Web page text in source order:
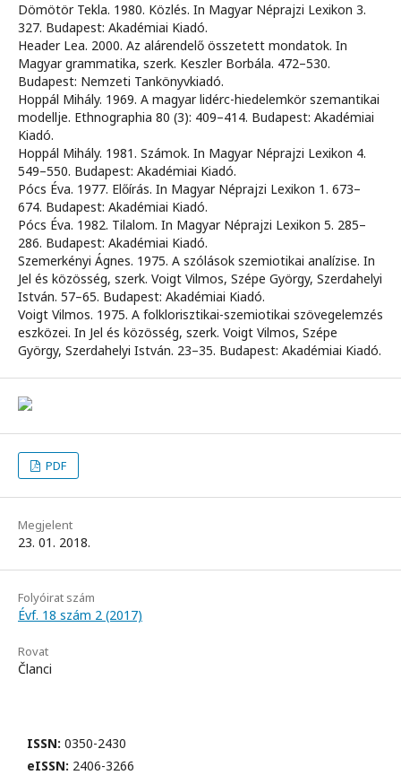
Dömötör Tekla. 1980. Közlés. In Magyar Néprajzi Lexikon 3.
327. Budapest: Akadémiai Kiadó.
Header Lea. 2000. Az alárendelő összetett mondatok. In
Magyar grammatika, szerk. Keszler Borbála. 472–530.
Budapest: Nemzeti Tankönyvkiadó.
Hoppál Mihály. 1969. A magyar lidérc-hiedelemkör szemantikai
modellje. Ethnographia 80 (3): 409–414. Budapest: Akadémiai
Kiadó.
Hoppál Mihály. 1981. Számok. In Magyar Néprajzi Lexikon 4.
549–550. Budapest: Akadémiai Kiadó.
Pócs Éva. 1977. Előírás. In Magyar Néprajzi Lexikon 1. 673–
674. Budapest: Akadémiai Kiadó.
Pócs Éva. 1982. Tilalom. In Magyar Néprajzi Lexikon 5. 285–
286. Budapest: Akadémiai Kiadó.
Szemerkényi Ágnes. 1975. A szólások szemiotikai analízise. In
Jel és közösség, szerk. Voigt Vilmos, Szépe György, Szerdahelyi
István. 57–65. Budapest: Akadémiai Kiadó.
Voigt Vilmos. 1975. A folklorisztikai-szemiotikai szövegelemzés
eszközei. In Jel és közösség, szerk. Voigt Vilmos, Szépe
György, Szerdahelyi István. 23–35. Budapest: Akadémiai Kiadó.
PDF
Megjelent
23. 01. 2018.
Folyóirat szám
Évf. 18 szám 2 (2017)
Rovat
Članci
ISSN: 0350-2430
eISSN: 2406-3266